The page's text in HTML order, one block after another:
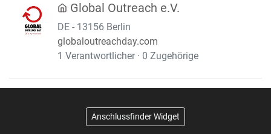
Global Outreach e.V.
DE - 13156 Berlin
globaloutreachday.com
1 Verantwortlicher · 0 Zugehörige
Anschlussfinder Widget